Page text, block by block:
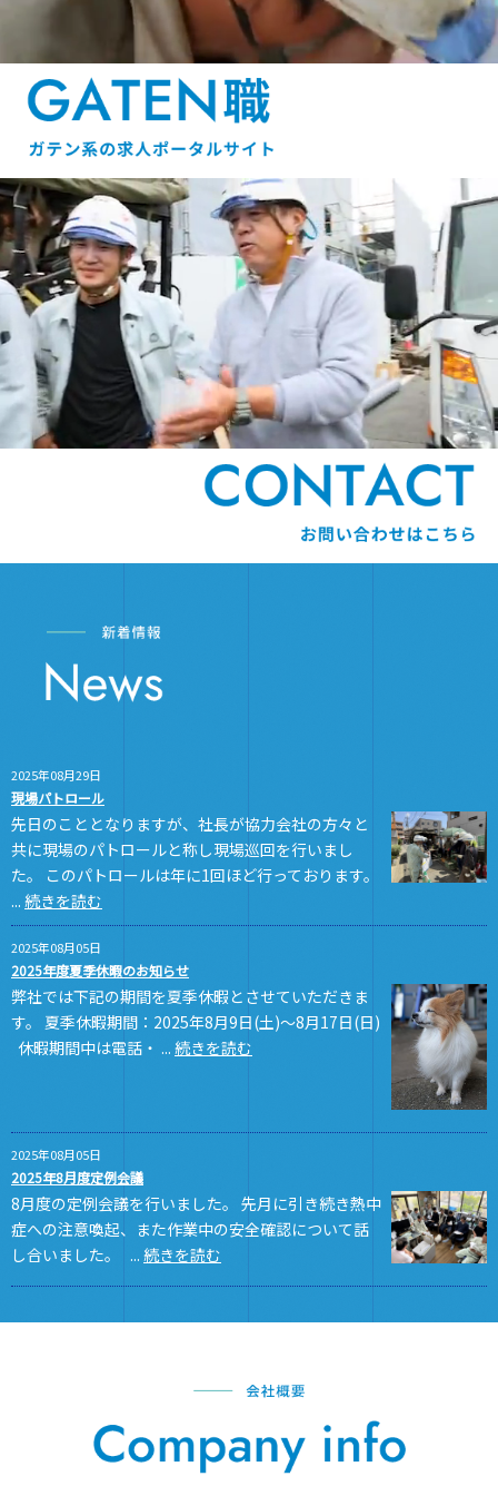
2025年08月29日
現場パトロール
先日のこととなりますが、社長が協力会社の方々と
共に現場のパトロールと称し現場巡回を行いまし
た。 このパトロールは年に1回ほど行っております。
... 続きを読む
2025年08月05日
2025年度夏季休暇のお知らせ
弊社では下記の期間を夏季休暇とさせていただきま
す。 夏季休暇期間：2025年8月9日(土)～8月17日(日)
休暇期間中は電話・ ... 続きを読む
2025年08月05日
2025年8月度定例会議
8月度の定例会議を行いました。 先月に引き続き熱中
症への注意喚起、また作業中の安全確認について話
し合いました。 ... 続きを読む